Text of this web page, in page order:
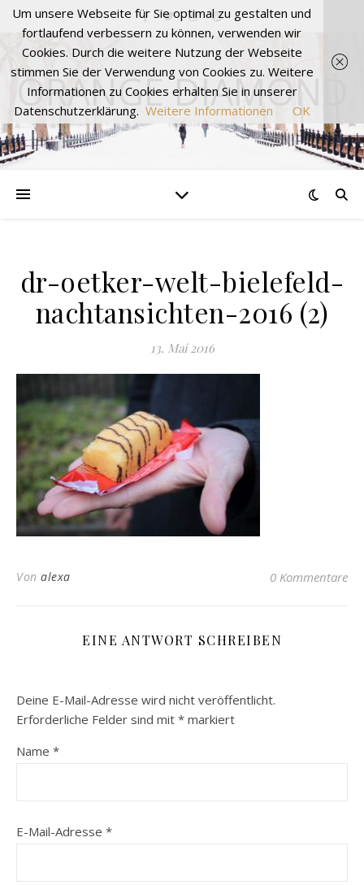
ORANGE DIAMOND
dr-oetker-welt-bielefeld-
nachtansichten-2016 (2)
13. Mai 2016
Von alexa 0 Kommentare
EINE ANTWORT SCHREIBEN
Deine E-Mail-Adresse wird nicht veröffentlicht.
Erforderliche Felder sind mit * markiert
Name *
E-Mail-Adresse *
Um unsere Webseite für Sie optimal zu gestalten und
fortlaufend verbessern zu können, verwenden wir
Cookies. Durch die weitere Nutzung der Webseite
stimmen Sie der Verwendung von Cookies zu. Weitere
Informationen zu Cookies erhalten Sie in unserer
Datenschutzerklärung. Weitere Informationen OK